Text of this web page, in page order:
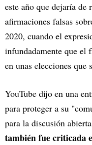
este año que dejaría
afirmaciones falsas
2020, cuando el
infundadamente que el
en unas elecciones que
YouTube dijo en una
para proteger a su
para la discusión
también fue criticada